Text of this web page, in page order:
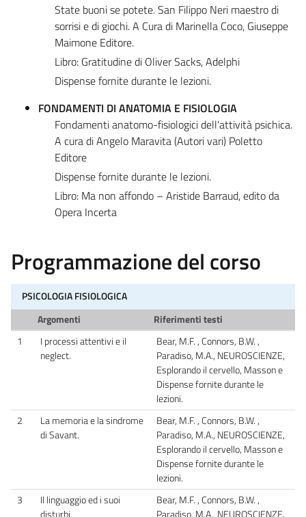
State buoni se potete. San Filippo Neri maestro di
sorrisi e di giochi. A Cura di Marinella Coco, Giuseppe
Maimone Editore.
Libro: Gratitudine di Oliver Sacks, Adelphi
Dispense fornite durante le lezioni.
FONDAMENTI DI ANATOMIA E FISIOLOGIA
Fondamenti anatomo-fisiologici dell'attività psichica.
A cura di Angelo Maravita (Autori vari) Poletto
Editore
Dispense fornite durante le lezioni.
Libro: Ma non affondo – Aristide Barraud, edito da
Opera Incerta
Programmazione del corso
PSICOLOGIA FISIOLOGICA
Argomenti
Riferimenti testi
1
I processi attentivi e il
neglect.
Bear, M.F. , Connors, B.W. ,
Paradiso, M.A., NEUROSCIENZE,
Esplorando il cervello, Masson e
Dispense fornite durante le
lezioni.
2
La memoria e la sindrome
di Savant.
Bear, M.F. , Connors, B.W. ,
Paradiso, M.A., NEUROSCIENZE,
Esplorando il cervello, Masson e
Dispense fornite durante le
lezioni.
3
Il linguaggio ed i suoi
Bear, M.F. , Connors, B.W. ,